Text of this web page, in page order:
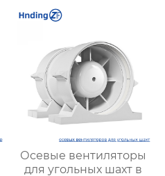
надежной вентиляции
Осевые вентиляторы
для угольных шахт в